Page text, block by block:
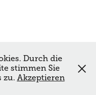
Durch die
stimmen Sie
zu. Akzeptieren